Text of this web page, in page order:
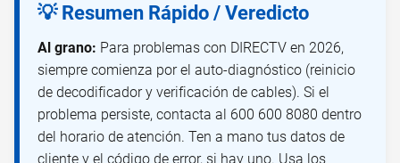
💡 Resumen Rápido / Veredicto
Al grano: Para problemas con DIRECTV en 2026,
siempre comienza por el auto-diagnóstico (reinicio
de decodificador y verificación de cables). Si el
problema persiste, contacta al 600 600 8080 dentro
del horario de atención. Ten a mano tus datos de
cliente y el código de error, si hay uno. Usa los